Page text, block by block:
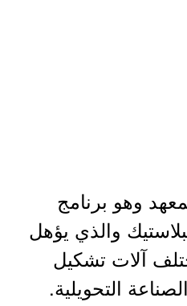
وهو برنامج
والذي يؤهل
آلات تشكيل
التحويلية.